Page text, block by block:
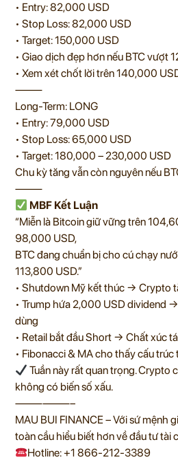
• Entry: 82,000 USD
• Stop Loss: 82,000 USD
• Target: 150,000 USD
• Giao dịch đẹp hơn nếu BTC vượt
• Xem xét chốt lời trên 140,000
⸻
Long-Term: LONG
• Entry: 79,000 USD
• Stop Loss: 65,000 USD
• Target: 180,000 – 230,000 USD
Chu kỳ tăng vẫn còn nguyên nếu
⸻
MBF Kết Luận
“Miễn là Bitcoin giữ vững trên
98,000 USD,
BTC đang chuẩn bị cho cú chạy
113,800 USD.”
• Shutdown Mỹ kết thúc → Crypto
• Trump hứa 2,000 USD dividend
dùng
• Retail bắt đầu Short → Chất xúc
• Fibonacci & MA cho thấy cấu
Tuần này rất quan trọng. Crypto
không có biến số xấu.
——————–
MAU BUI FINANCE – Với sứ mệnh
toàn cầu hiểu biết hơn về đầu tư tài
Hotline: +1 866-212-3389